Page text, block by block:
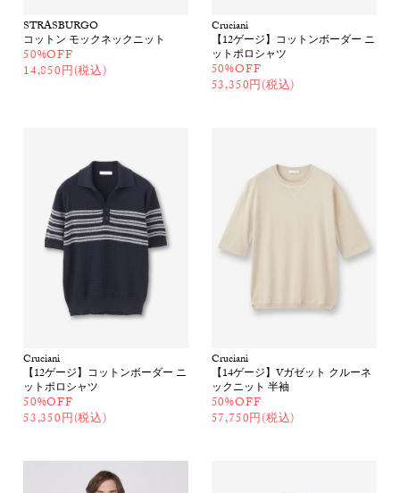
STRASBURGO
コットン モックネックニット
50%OFF
14,850円(税込)
Cruciani
【12ゲージ】コットンボーダー ニ
ットポロシャツ
50%OFF
53,350円(税込)
Cruciani
【12ゲージ】コットンボーダー ニ
ットポロシャツ
50%OFF
53,350円(税込)
Cruciani
【14ゲージ】Vガゼット クルーネ
ックニット 半袖
50%OFF
57,750円(税込)